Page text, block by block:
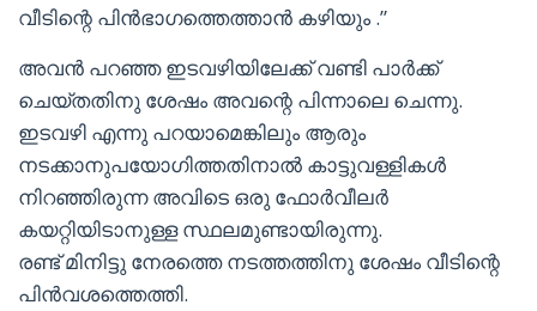
വീടിന്റെ പിൻഭാഗത്തെത്താൻ കഴിയും .”
അവൻ പറഞ്ഞ ഇടവഴിയിലേക്ക് വണ്ടി പാർക്ക്
ചെയ്തതിനു ശേഷം അവന്റെ പിന്നാലെ ചെന്നു.
ഇടവഴി എന്നു പറയാമെങ്കിലും ആരും
നടക്കാനുപയോഗിത്തതിനാൽ കാട്ടുവള്ളികൾ
നിറഞ്ഞിരുന്ന അവിടെ ഒരു ഫോർവീലർ
കയറ്റിയിടാനുള്ള സ്ഥലമുണ്ടായിരുന്നു.
രണ്ട് മിനിട്ടു നേരത്തെ നടത്തത്തിനു ശേഷം വീടിന്റെ
പിൻവശത്തെത്തി.